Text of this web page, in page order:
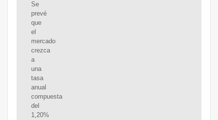
Se
prevé
que
el
mercado
crezca
a
una
tasa
anual
compuesta
del
1,20%